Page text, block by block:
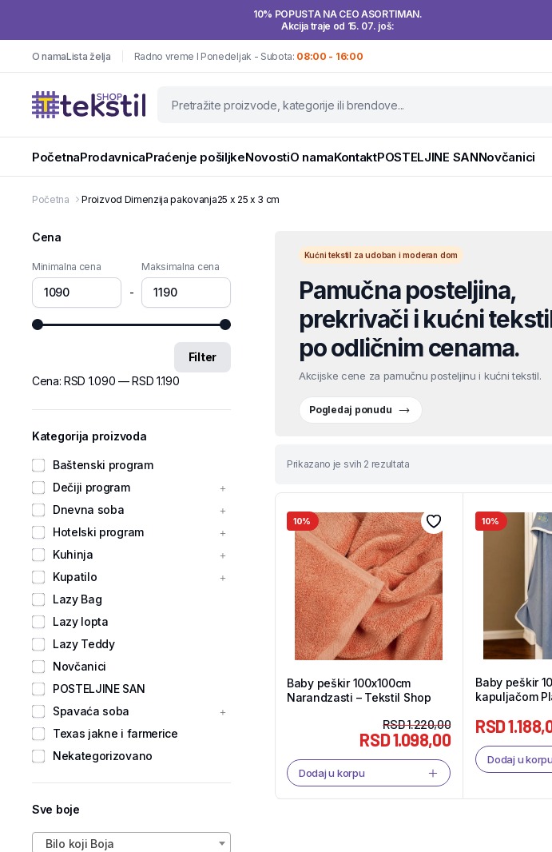
10% POPUSTA NA CEO ASORTIMAN.
Akcija traje od 15. 07. još:
O namaLista želja Radno vreme I Ponedeljak - Subota: 08:00 - 16:00
PočetnaProdavnicaPraćenje pošiljkeNovostiO namaKontaktPOSTELJINE SANNovčanici
Početna Proizvod Dimenzija pakovanja25 x 25 x 3 cm
Kućni tekstil za udoban i moderan dom
Pamučna posteljina,
prekrivači i kućni
po odličnim cenama.
Akcijske cene za pamučnu posteljinu i kućni tekstil.
Pogledaj ponudu
Prikazano je svih 2 rezultata
10%
Baby peškir 100x100cm
Narandzasti – Tekstil Shop
RSD1.220,00
RSD1.098,00
Dodaj u korpu
10%
Baby peškir
kapuljačom
RSD
Dodaj u korpu
Cena
Minimalna cena
-
Maksimalna cena
Filter
Cena:RSD 1.090 —RSD 1.190
Kategorija proizvoda
Baštenski program
Dečiji program
Dnevna soba
Hotelski program
Kuhinja
Kupatilo
Lazy Bag
Lazy lopta
Lazy Teddy
Novčanici
POSTELJINE SAN
Spavaća soba
Texas jakne i farmerice
Nekategorizovano
Sve boje
Bilo koji Boja